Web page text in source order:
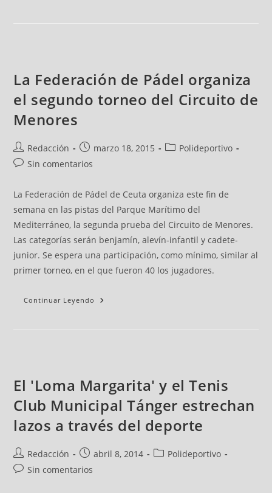
La Federación de Pádel organiza
el segundo torneo del Circuito de
Menores
Redacción marzo 18, 2015
Polideportivo
Sin comentarios
La Federación de Pádel de Ceuta organiza este fin de
semana en las pistas del Parque Marítimo del
Mediterráneo, la segunda prueba del Circuito de Menores.
Las categorías serán benjamín, alevín-infantil y cadete-
junior. Se espera una participación, como mínimo, similar al
primer torneo, en el que fueron 40 los jugadores.
Continuar Leyendo
El 'Loma Margarita' y el Tenis
Club Municipal Tánger estrechan
lazos a través del deporte
Redacción abril 8, 2014
Polideportivo
Sin comentarios